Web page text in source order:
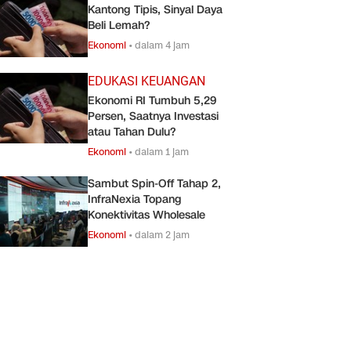
Kantong Tipis, Sinyal Daya
Beli Lemah?
Ekonomi •dalam 4 jam
EDUKASI KEUANGAN
Ekonomi RI Tumbuh 5,29
Persen, Saatnya Investasi
atau Tahan Dulu?
Ekonomi •dalam 1 jam
Sambut Spin-Off Tahap 2,
InfraNexia Topang
Konektivitas Wholesale
Ekonomi •dalam 2 jam